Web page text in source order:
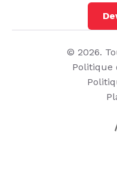
© 2026.
Politique